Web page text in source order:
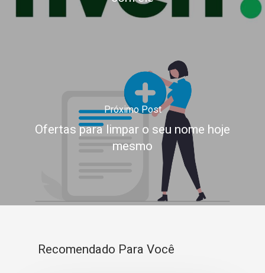
Próximo Post
Ofertas para limpar o seu nome hoje
mesmo
Recomendado Para Você